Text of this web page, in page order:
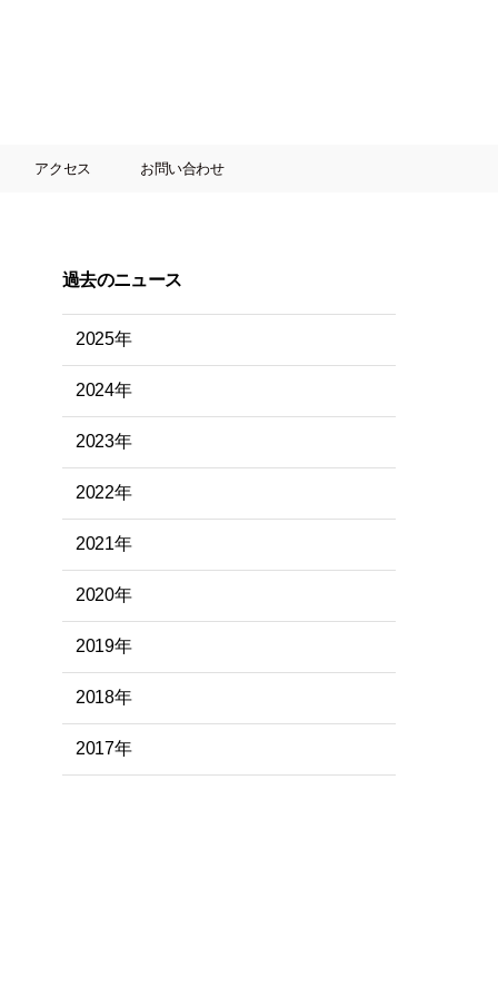
アクセス お問い合わせ
過去のニュース
2025年
2024年
2023年
2022年
2021年
2020年
2019年
2018年
2017年